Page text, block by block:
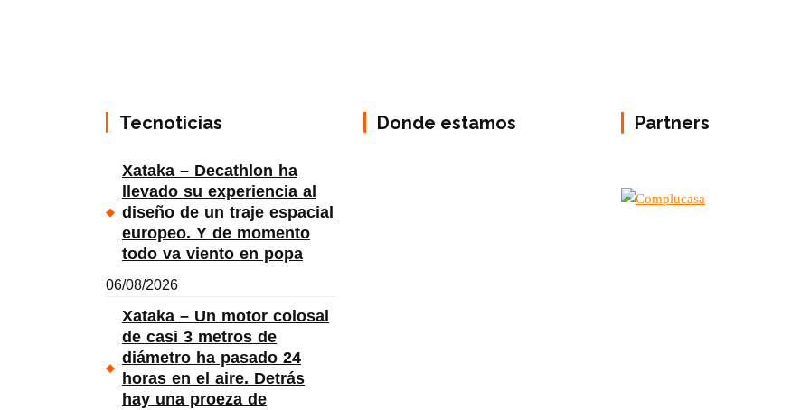
Tecnoticias
Xataka – Decathlon ha
llevado su experiencia al
diseño de un traje espacial
europeo. Y de momento
todo va viento en popa
06/08/2026
Xataka – Un motor colosal
de casi 3 metros de
diámetro ha pasado 24
horas en el aire. Detrás
hay una proeza de
Donde estamos Partners